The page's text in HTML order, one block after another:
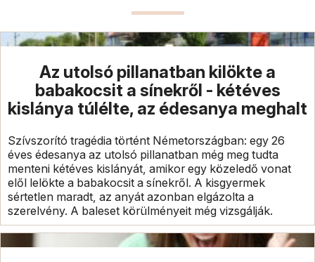
Az utolsó pillanatban kilökte a
babakocsit a sínekről - kétéves
kislánya túlélte, az édesanya meghalt
Szívszorító tragédia történt Németországban: egy 26
éves édesanya az utolsó pillanatban még meg tudta
menteni kétéves kislányát, amikor egy közeledő vonat
elől lelökte a babakocsit a sínekről. A kisgyermek
sértetlen maradt, az anyát azonban elgázolta a
szerelvény. A baleset körülményeit még vizsgálják.